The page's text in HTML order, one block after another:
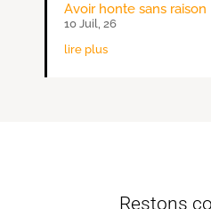
Avoir honte sans raison
10 Juil, 26
lire plus
Restons